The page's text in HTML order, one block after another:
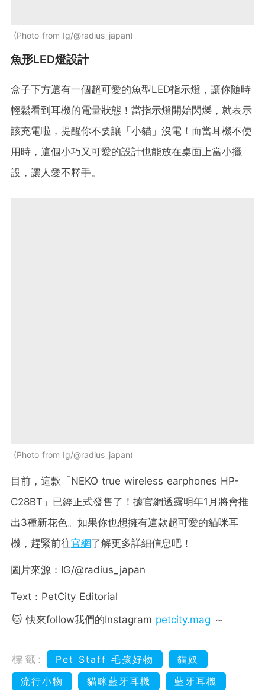
Photo from Ig/@radius_japan
魚形LED燈設計
盒子下方還有一個超可愛的魚型LED指示燈，讓你隨時
輕鬆看到耳機的電量狀態！當指示燈開始閃爍，就表示
該充電啦，提醒你不要讓「小貓」沒電！而當耳機不使
用時，這個小巧又可愛的設計也能放在桌面上當小擺
設，讓人愛不釋手。
Photo from Ig/@radius_japan
目前，這款「NEKO true wireless earphones HP-
C28BT」已經正式發售了！據官網透露明年1月將會推
出3種新花色。如果你也想擁有這款超可愛的貓咪耳
機，趕緊前往官網了解更多詳細信息吧！
圖片來源：IG/@radius_japan
Text：PetCity Editorial
🐱 快來follow我們的Instagram petcity.mag ～
標籤: Pet Staff 毛孩好物
貓奴
流行小物
貓咪藍牙耳機 藍牙耳機